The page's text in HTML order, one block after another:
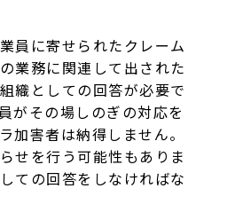
員に寄せられたクレーム
業務に関連して出された
織としての回答が必要で
がその場しのぎの対応を
加害者は納得しません。
せを行う可能性もありま
ての回答をしなければな